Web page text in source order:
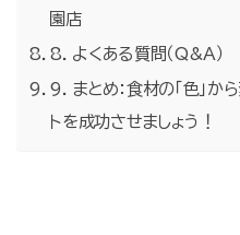
園店
8. よくある質問（Q&A）
9. まとめ：食材の「色」か
トを成功させましょう！